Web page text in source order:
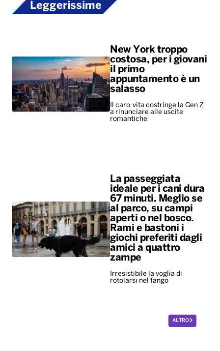
Leggerissime
New York troppo
costosa, per i giovani
il primo
appuntamento è un
salasso
Il caro-vita costringe la Gen Z
a rinunciare alle uscite
romantiche
La passeggiata
ideale per i cani dura
67 minuti. Meglio se
al parco, su campi
aperti o nel bosco.
Rami e bastoni i
giochi preferiti dagli
amici a quattro
zampe
Irresistibile la voglia di
rotolarsi nel fango
ALTRO